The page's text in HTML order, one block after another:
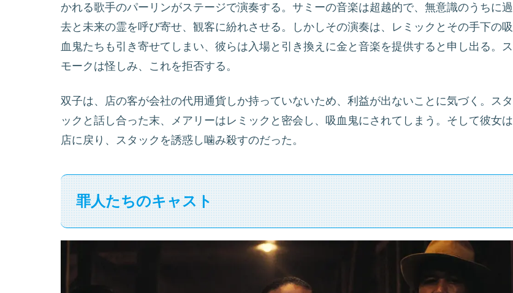
かれる歌手のパーリンがステージで演奏する。サミーの音楽は超越的で、無意識のうちに過
去と未来の霊を呼び寄せ、観客に紛れさせる。しかしその演奏は、レミックとその手下の吸
血鬼たちも引き寄せてしまい、彼らは入場と引き換えに金と音楽を提供すると申し出る。ス
モークは怪しみ、これを拒否する。
双子は、店の客が会社の代用通貨しか持っていないため、利益が出ないことに気づく。スタ
ックと話し合った末、メアリーはレミックと密会し、吸血鬼にされてしまう。そして彼女は
店に戻り、スタックを誘惑し噛み殺すのだった。
罪人たちのキャスト